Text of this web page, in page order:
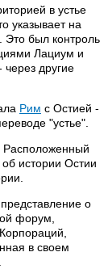
в устье
указывает на
Это был контроль
Лациум и
другие
Рим с Остией -
"устье".
Расположенный
истории Остии
о
форум,
в своем